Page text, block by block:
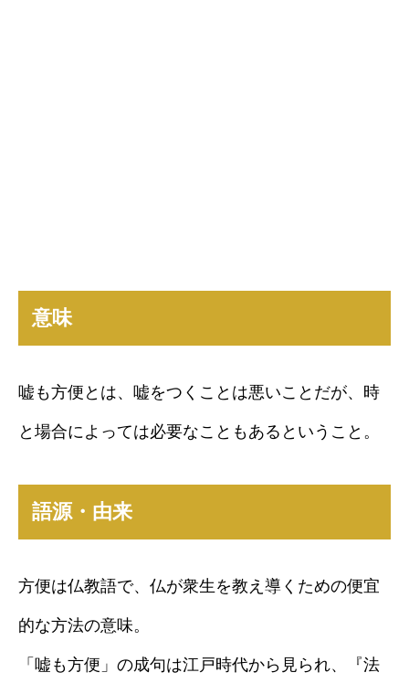
意味
嘘も方便とは、嘘をつくことは悪いことだが、時
と場合によっては必要なこともあるということ。
語源・由来
方便は仏教語で、仏が衆生を教え導くための便宜
的な方法の意味。
「嘘も方便」の成句は江戸時代から見られ、『法